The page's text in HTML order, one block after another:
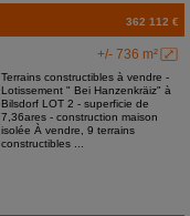
362 112 €
+/- 736 m²
Terrains constructibles à vendre -
Lotissement " Bei Hanzenkräiz" à
Bilsdorf LOT 2 - superficie de
7,36ares - construction maison
isolée À vendre, 9 terrains
constructibles ...